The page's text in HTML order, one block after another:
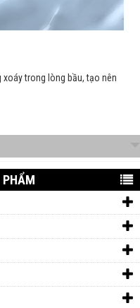
trong lòng bầu, tạo nên
PHẨM